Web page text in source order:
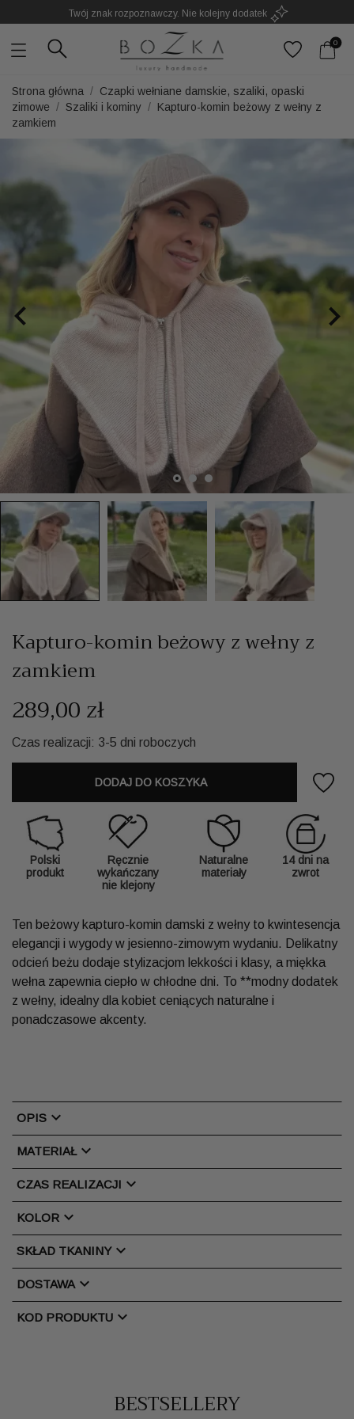
Twój znak rozpoznawczy. Nie kolejny dodatek
0
Strona główna
Czapki wełniane damskie, szaliki, opaski
zimowe
Szaliki i kominy
Kapturo-komin beżowy z wełny z
zamkiem
 
Kapturo-komin beżowy z wełny z
zamkiem
289,00 zł
Czas realizacji: 3-5 dni roboczych
DODAJ DO KOSZYKA
Polski
produkt
Ręcznie
wykańczany
nie klejony
Naturalne
materiały
14 dni na
zwrot
Ten beżowy kapturo-komin damski z wełny to kwintesencja
elegancji i wygody w jesienno-zimowym wydaniu. Delikatny
odcień beżu dodaje stylizacjom lekkości i klasy, a miękka
wełna zapewnia ciepło w chłodne dni. To **modny dodatek
z wełny, idealny dla kobiet ceniących naturalne i
ponadczasowe akcenty.
OPIS chevron_right
MATERIAŁchevron_right
CZAS REALIZACJI chevron_right
KOLOR chevron_right
SKŁAD TKANINYchevron_right
DOSTAWAchevron_right
KOD PRODUKTU chevron_right
BESTSELLERY